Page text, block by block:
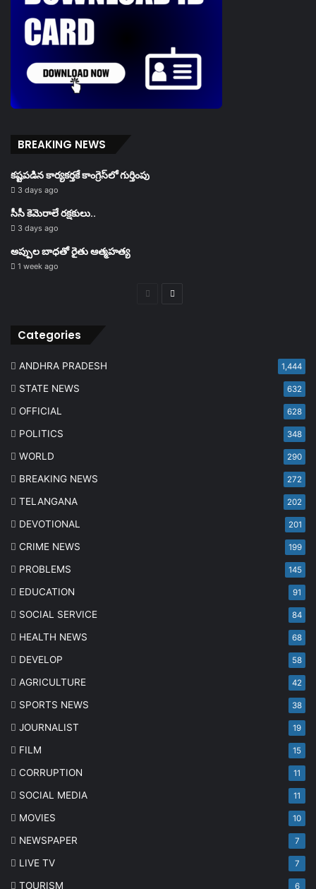
BREAKING NEWS
కష్టపడిన కార్యకర్తకే కాంగ్రెస్‌లో గుర్తింపు
3 days ago
సీసీ కెమెరాలే రక్షకులు..
3 days ago
అప్పుల బాధతో రైతు ఆత్మహత్య
1 week ago
PreviousNext
Categories
ANDHRA PRADESH 1,444
STATE NEWS 632
OFFICIAL 628
POLITICS 348
WORLD 290
BREAKING NEWS 272
TELANGANA 202
DEVOTIONAL 201
CRIME NEWS 199
PROBLEMS 145
EDUCATION 91
SOCIAL SERVICE 84
HEALTH NEWS 68
DEVELOP 58
AGRICULTURE 42
SPORTS NEWS 38
JOURNALIST 19
FILM 15
CORRUPTION 11
SOCIAL MEDIA 11
MOVIES 10
NEWSPAPER 7
LIVE TV 7
TOURISM 6